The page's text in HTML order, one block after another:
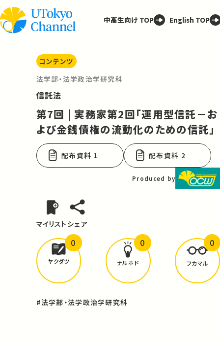
中高生向け TOP English TOP
コンテンツ
法学部・法学政治学研究科
信託法
第7回 | 実務家第2回「運用型信託－お
よび金銭債権の流動化のための信託」
配布資料 1 配布資料 2
Produced by
マイリスト シェア
どんな学びがありましたか？
ヤクダツ
0
ナルホド
0
フカマル
0
#法学部・法学政治学研究科